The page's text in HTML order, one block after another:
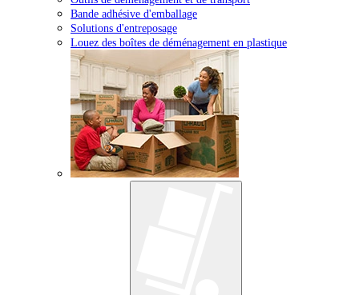
Bande adhésive d'emballage
Solutions d'entreposage
Louez des boîtes de déménagement en plastique